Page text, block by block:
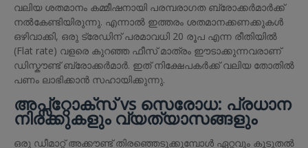
വലിയ ശതമാനം കമ്മീഷനായി പരമ്പരാഗത ബ്രോക്കർമാർക്ക്
നൽകേണ്ടിയിരുന്നു. എന്നാൽ ഇത്തരം ശതമാനക്കണക്കുകൾ
ഒഴിവാക്കി, ഒരു ട്രേഡിന് പരമാവധി 20 രൂപ എന്ന രീതിയിൽ
(Flat rate) വളരെ കുറഞ്ഞ ഫീസ് മാത്രം ഈടാക്കുന്നവരാണ്
ഡിസ്കൗണ്ട് ബ്രോക്കർമാർ. ഇത് നിക്ഷേപകർക്ക് വലിയ തോതിൽ
പണം ലാഭിക്കാൻ സഹായിക്കുന്നു.
അപ്സ്റ്റോക്സ് vs സെരോധ: പ്രധാന
നിരക്കുകളും വ്യത്യാസങ്ങളും
ഒരു ഡീമാറ്റ് അക്കൗണ്ട് തിരഞ്ഞെടുക്കുമ്പോൾ ഏറ്റവും കൂടുതൽ